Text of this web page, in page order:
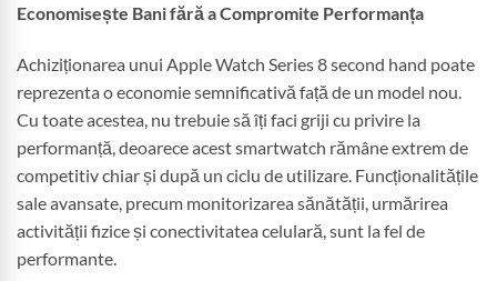
Economisește Bani fără a Compromite Performanța
Achiziționarea unui Apple Watch Series 8 second hand poate
reprezenta o economie semnificativă față de un model nou.
Cu toate acestea, nu trebuie să îți faci griji cu privire la
performanță, deoarece acest smartwatch rămâne extrem de
competitiv chiar și după un ciclu de utilizare. Funcționalitățile
sale avansate, precum monitorizarea sănătății, urmărirea
activității fizice și conectivitatea celulară, sunt la fel de
performante.